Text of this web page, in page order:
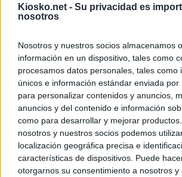
Kiosko.net - Su privacidad es
nosotros
Nosotros y nuestros socios almacenamos
información en un dispositivo, tales como
procesamos datos personales, tales como
únicos e información estándar enviada por
para personalizar contenidos y anuncios,
anuncios y del contenido e información
como para desarrollar y mejorar
nosotros y nuestros socios podemos
localización geográfica precisa e
características de dispositivos. Puede
otorgarnos su consentimiento a nosotros y